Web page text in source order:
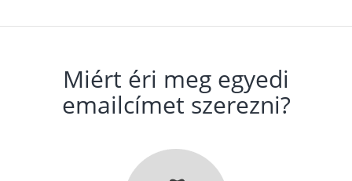
Miért éri meg egyedi
emailcímet szerezni?